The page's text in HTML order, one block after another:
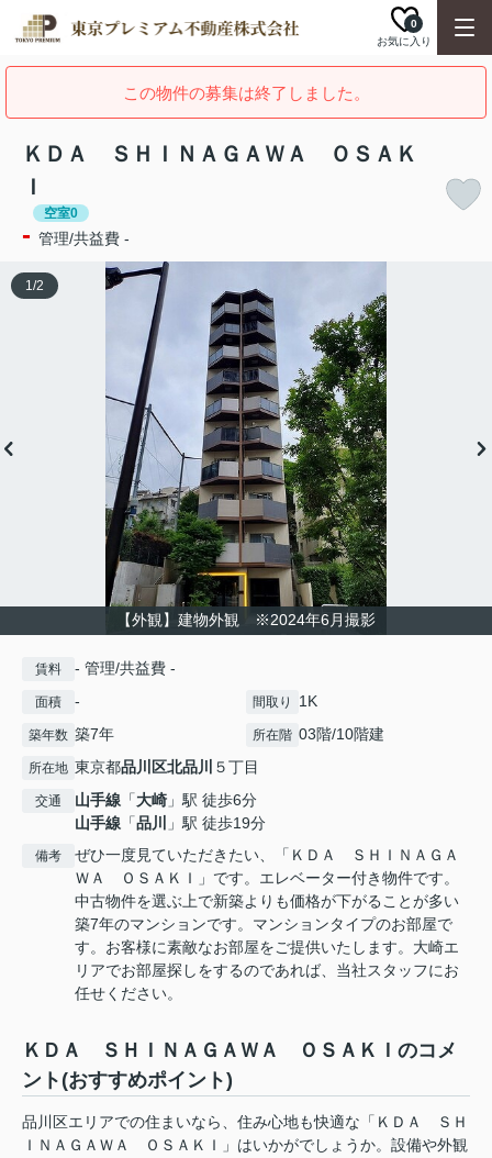
お気に入り
0
この物件の募集は終了しました。
ＫＤＡ ＳＨＩＮＡＧＡＷＡ ＯＳＡＫ
Ｉ
空室0
- 管理/共益費 -
【外観】建物外観 ※2024年6月撮影
1/2
賃料 - 管理/共益費 -
面積 - 間取り 1K
築年数 築7年 所在階 03階/10階建
所在地 東京都品川区北品川 ５丁目
交通 山手線 「大崎 」駅 徒歩6分
山手線 「品川 」駅 徒歩19分
備考
ぜひ一度見ていただきたい、「ＫＤＡ ＳＨＩＮＡＧＡ
ＷＡ ＯＳＡＫＩ」です。エレベーター付き物件です。
中古物件を選ぶ上で新築よりも価格が下がることが多い
築7年のマンションです。マンションタイプのお部屋で
す。お客様に素敵なお部屋をご提供いたします。大崎エ
リアでお部屋探しをするのであれば、当社スタッフにお
任せください。
ＫＤＡ ＳＨＩＮＡＧＡＷＡ ＯＳＡＫＩのコメ
ント(おすすめポイント)
品川区エリアでの住まいなら、住み心地も快適な「ＫＤＡ ＳＨ
ＩＮＡＧＡＷＡ ＯＳＡＫＩ」はいかがでしょうか。設備や外観